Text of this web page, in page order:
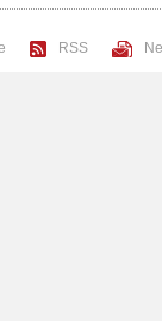
RSS